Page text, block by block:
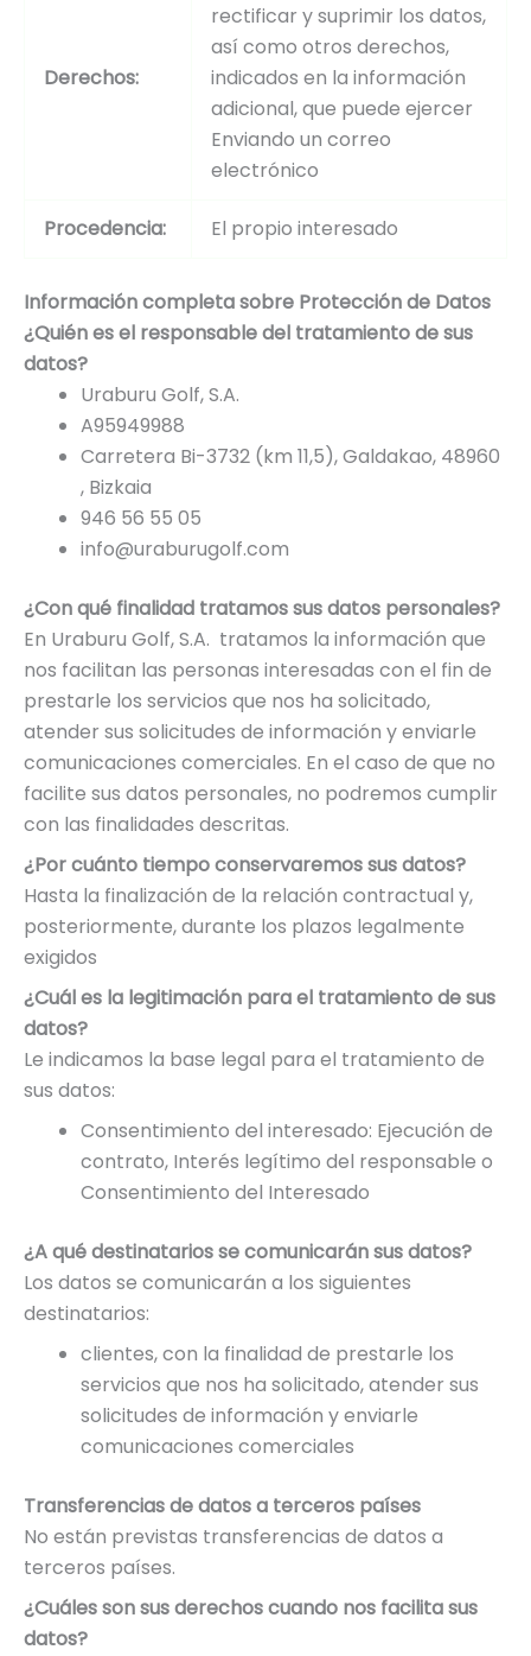
Derechos:
rectificar y suprimir los datos,
así como otros derechos,
indicados en la información
adicional, que puede ejercer
Enviando un correo
electrónico
Procedencia: El propio interesado
Información completa sobre Protección de Datos
¿Quién es el responsable del tratamiento de sus
datos?
Uraburu Golf, S.A.
A95949988
Carretera Bi-3732 (km 11,5), Galdakao, 48960
, Bizkaia
946 56 55 05
info@uraburugolf.com
¿Con qué finalidad tratamos sus datos personales?
En Uraburu Golf, S.A. tratamos la información que
nos facilitan las personas interesadas con el fin de
prestarle los servicios que nos ha solicitado,
atender sus solicitudes de información y enviarle
comunicaciones comerciales. En el caso de que no
facilite sus datos personales, no podremos cumplir
con las finalidades descritas.
¿Por cuánto tiempo conservaremos sus datos?
Hasta la finalización de la relación contractual y,
posteriormente, durante los plazos legalmente
exigidos
¿Cuál es la legitimación para el tratamiento de sus
datos?
Le indicamos la base legal para el tratamiento de
sus datos:
Consentimiento del interesado: Ejecución de
contrato, Interés legítimo del responsable o
Consentimiento del Interesado
¿A qué destinatarios se comunicarán sus datos?
Los datos se comunicarán a los siguientes
destinatarios:
clientes, con la finalidad de prestarle los
servicios que nos ha solicitado, atender sus
solicitudes de información y enviarle
comunicaciones comerciales
Transferencias de datos a terceros países
No están previstas transferencias de datos a
terceros países.
¿Cuáles son sus derechos cuando nos facilita sus
datos?